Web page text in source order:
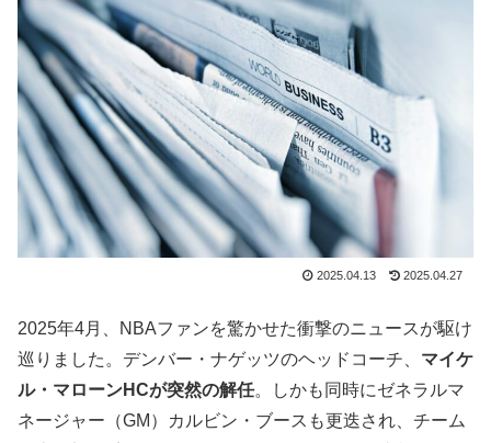
2025.04.13 2025.04.27
2025年4月、NBAファンを驚かせた衝撃のニュースが駆け
巡りました。デンバー・ナゲッツのヘッドコーチ、 マイケ
ル・マローンHCが突然の解任。しかも同時にゼネラルマ
ネージャー（GM）カルビン・ブースも更迭され、チーム